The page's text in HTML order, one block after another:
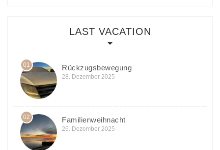
LAST VACATION
01 Rückzugsbewegung
28. Dezember 2025
02 Familienweihnacht
26. Dezember 2025